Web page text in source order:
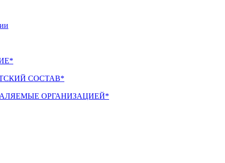
СОСТАВ*
ОРГАНИЗАЦИЕЙ*